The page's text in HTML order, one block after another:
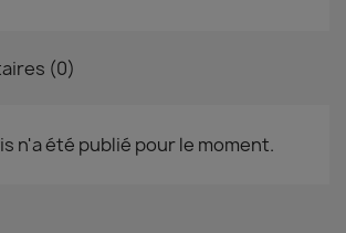
(0)
n'a été publié pour le moment.